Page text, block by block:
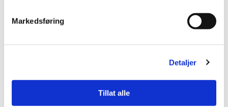
Markedsføring
Detaljer
Tillat alle
Utforsk våre andre gardiner